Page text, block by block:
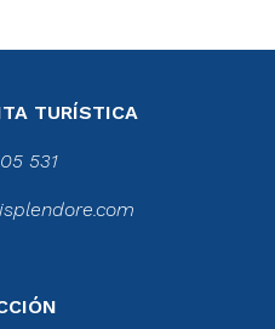
TURÍSTICA
531